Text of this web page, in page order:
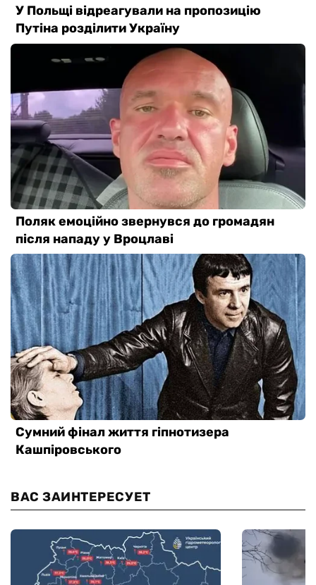
ВАС ЗАИНТЕРЕСУЕТ